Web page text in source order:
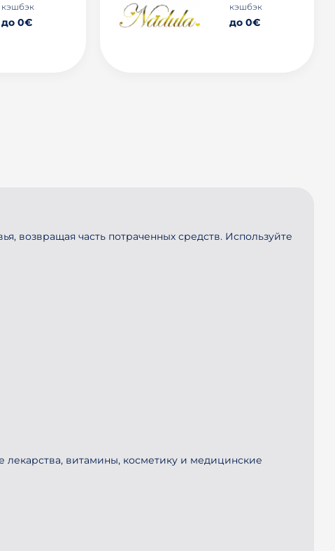
кэшбэк
до 0€
кэшбэк
до 0€
возвращая часть потраченных средств. Используйте
лекарства, витамины, косметику и медицинские